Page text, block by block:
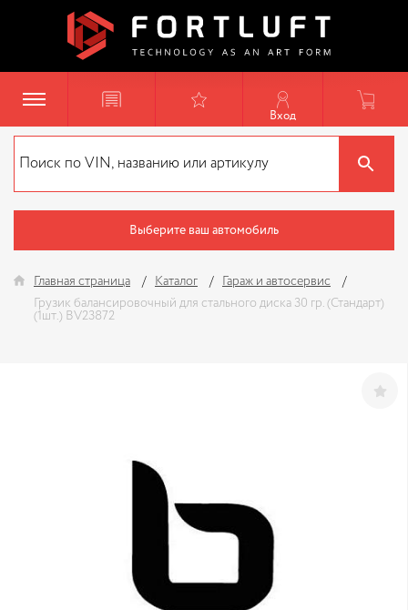
Вход
Выберите ваш автомобиль
Главная страница Каталог
Гараж и автосервис
Грузик балансировочный для стального диска 30 гр. (Стандарт)
(1шт.) BV23872